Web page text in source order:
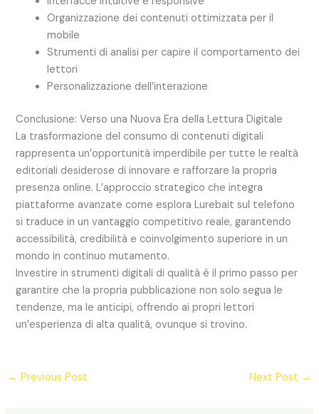
Organizzazione dei contenuti ottimizzata per il
mobile
Strumenti di analisi per capire il comportamento dei
lettori
Personalizzazione dell’interazione
Conclusione: Verso una Nuova Era della Lettura Digitale
La trasformazione del consumo di contenuti digitali
rappresenta un’opportunità imperdibile per tutte le realtà
editoriali desiderose di innovare e rafforzare la propria
presenza online. L’approccio strategico che integra
piattaforme avanzate come esplora Lurebait sul telefono
si traduce in un vantaggio competitivo reale, garantendo
accessibilità, credibilità e coinvolgimento superiore in un
mondo in continuo mutamento.
Investire in strumenti digitali di qualità è il primo passo per
garantire che la propria pubblicazione non solo segua le
tendenze, ma le anticipi, offrendo ai propri lettori
un’esperienza di alta qualità, ovunque si trovino.
← Previous Post Next Post →